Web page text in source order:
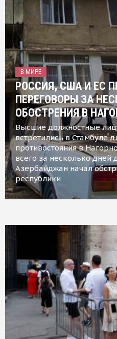
В МИРЕ
РОССИЯ, США И ЕС
ПЕРЕГОВОРЫ ЗА
ОБОСТРЕНИЯ В
Высшие должностные
встретились в Стамбуле
противостояния в
всего за несколько дней
Азербайджан начал
республики